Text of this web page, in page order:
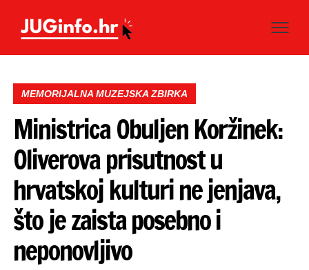
MEMORIJALNA MUZEJSKA ZBIRKA
Ministrica Obuljen Koržinek:
Oliverova prisutnost u
hrvatskoj kulturi ne jenjava,
što je zaista posebno i
neponovljivo